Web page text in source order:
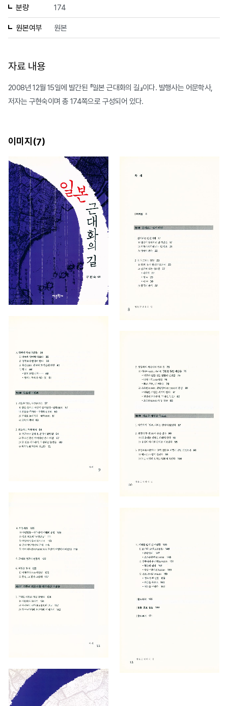
분량 174
원본여부 원본
자료 내용
2008년 12월 15일에 발간된 『일본 근대화의 길』이다. 발행사는 어문학사,
저자는 구현숙이며 총 174쪽으로 구성되어 있다.
이미지(7)